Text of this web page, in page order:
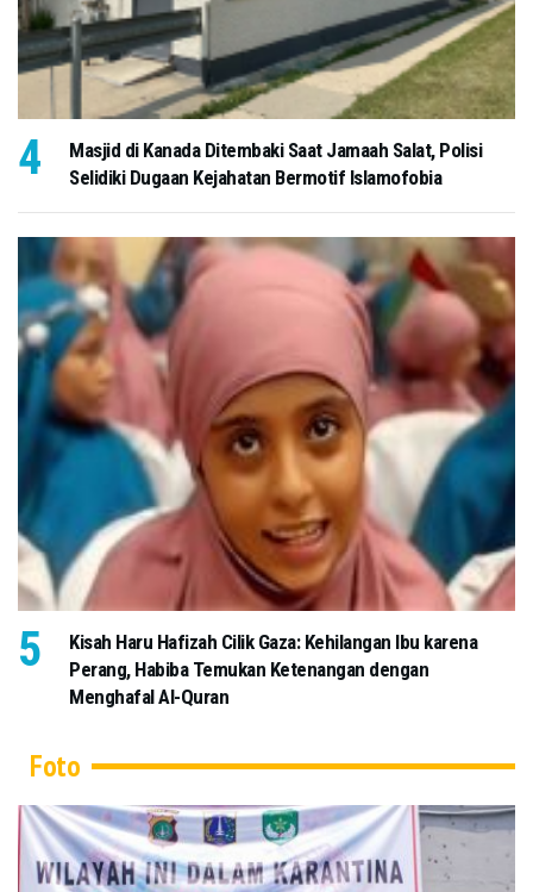
Masjid di Kanada Ditembaki Saat Jamaah Salat, Polisi
Selidiki Dugaan Kejahatan Bermotif Islamofobia
Kisah Haru Hafizah Cilik Gaza: Kehilangan Ibu karena
Perang, Habiba Temukan Ketenangan dengan
Menghafal Al-Quran
Foto